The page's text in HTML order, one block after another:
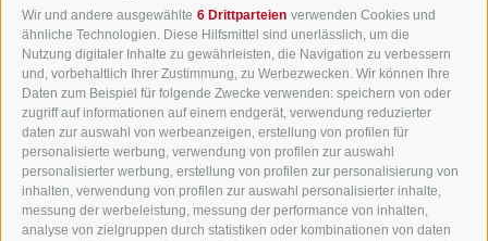
Wir und andere ausgewählte 6 Drittparteien verwenden Cookies und
ähnliche Technologien. Diese Hilfsmittel sind unerlässlich, um die
Nutzung digitaler Inhalte zu gewährleisten, die Navigation zu verbessern
und, vorbehaltlich Ihrer Zustimmung, zu Werbezwecken. Wir können Ihre
Daten zum Beispiel für folgende Zwecke verwenden: speichern von oder
zugriff auf informationen auf einem endgerät, verwendung reduzierter
daten zur auswahl von werbeanzeigen, erstellung von profilen für
personalisierte werbung, verwendung von profilen zur auswahl
personalisierter werbung, erstellung von profilen zur personalisierung von
inhalten, verwendung von profilen zur auswahl personalisierter inhalte,
messung der werbeleistung, messung der performance von inhalten,
analyse von zielgruppen durch statistiken oder kombinationen von daten
Gasthof Huber in Prags
Innerprags 6 - 39030 Prags - Hochpustertal - Pustertal -
Dolomiten - Südtirol
Tel.+39 0474 748 670- Fax+39 0474 749 291